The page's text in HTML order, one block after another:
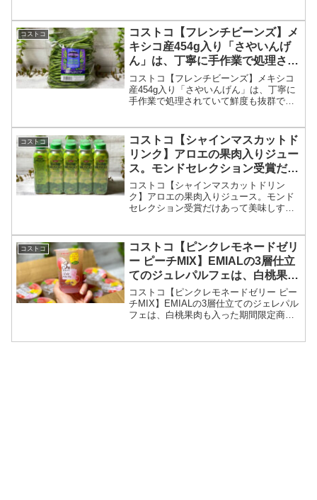
ているので我が家は大好きです。505gと
沢山入っていますが、我が家では、冷凍
保存しながら毎日の食事に大活躍です。
コストコ
コストコ【フレンチビーンズ】メ
キシコ産454g入り「さやいんげ
ん」は、丁寧に手作業で処理され
ていて鮮度も抜群でした。
コストコ【フレンチビーンズ】メキシコ
産454g入り「さやいんげん」は、丁寧に
手作業で処理されていて鮮度も抜群でし
コストコ
コストコ【シャインマスカットド
リンク】アロエの果肉入りジュー
ス。モンドセレクション受賞だけ
あって美味しすぎます。
コストコ【シャインマスカットドリン
ク】アロエの果肉入りジュース。モンド
セレクション受賞だけあって美味しすぎ
コストコ
コストコ【ピンクレモネードゼリ
ー ピーチMIX】EMIALの3層仕立
てのジュレパルフェは、白桃果肉
も入った期間限定商品です。
コストコ【ピンクレモネードゼリー ピー
チMIX】EMIALの3層仕立てのジェレパル
フェは、白桃果肉も入った期間限定商品